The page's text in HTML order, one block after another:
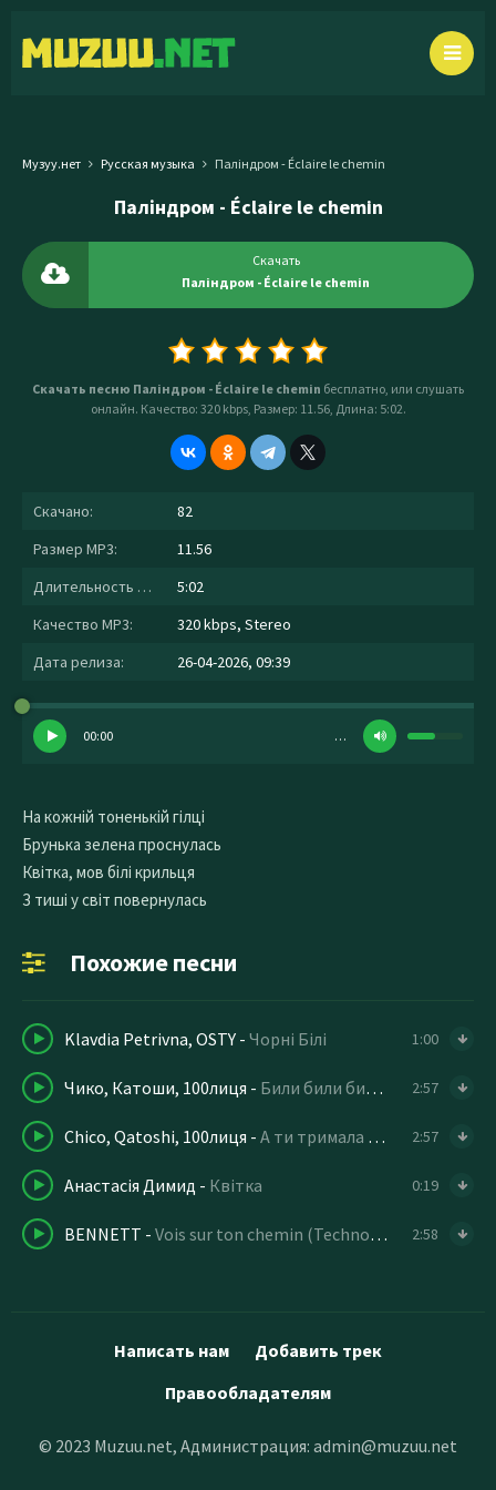
Музуу.нет Русская музыка Паліндром - Éclaire le chemin
Паліндром - Éclaire le chemin
Скачать
Паліндром - Éclaire le chemin
Скачать песню Паліндром - Éclaire le chemin бесплатно, или слушать
онлайн. Качество: 320 kbps, Размер: 11.56, Длина: 5:02.
Скачано:
82
Размер MP3:
11.56
Длительность MP3:
5:02
Качество MP3:
320 kbps, Stereo
Дата релиза:
26-04-2026, 09:39
00:00 …
На кожній тоненькій гілці
Брунька зелена проснулась
Квітка, мов білі крильця
З тиші у світ повернулась
Похожие песни
Klavdia Petrivna, OSTY - Чорні Білі 1:00
Чико, Катоши, 100лиця - Били били били троянди 2:57
Chico, Qatoshi, 100лиця - А ти тримала білі білі білі троянди 2:57
Анастасія Димид - Квітка 0:19
BENNETT - Vois sur ton chemin (Techno Mix) 2:58
Написать нам
Добавить трек
Правообладателям
© 2023 Muzuu.net, Администрация: admin@muzuu.net